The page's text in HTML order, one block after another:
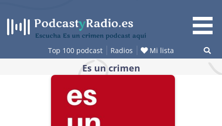
contenido
Escucha Es un crimen podcast aquí
Top 100 podcast Radios Mi lista
Es un crimen